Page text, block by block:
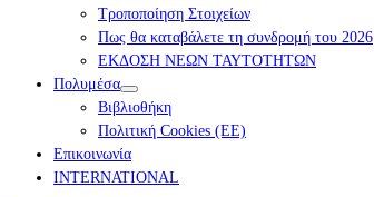
Τροποποίηση Στοιχείων
Πως θα καταβάλετε τη συνδρομή του 2026
ΕΚΔΟΣΗ ΝΕΩΝ ΤΑΥΤΟΤΗΤΩΝ
Πολυμέσα
Βιβλιοθήκη
Πολιτική Cookies (ΕΕ)
Επικοινωνία
INTERNATIONAL